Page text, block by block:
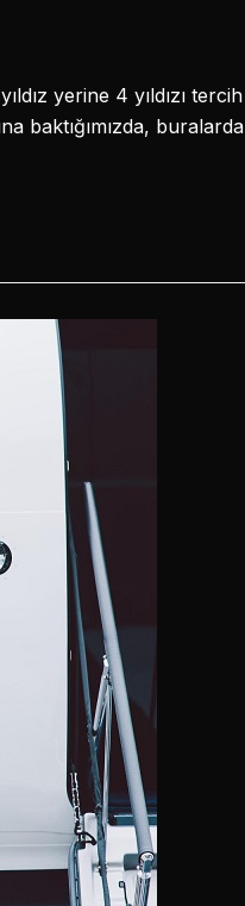
yerine 4 yıldızı tercih
baktığımızda, buralarda